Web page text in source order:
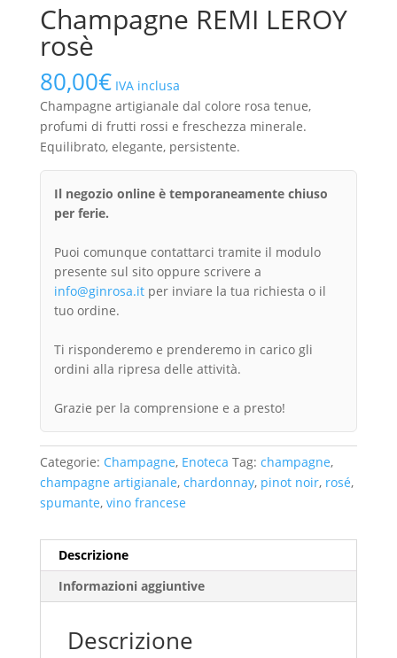
Champagne REMI LEROY
rosè
80,00€ IVA inclusa
Champagne artigianale dal colore rosa tenue,
profumi di frutti rossi e freschezza minerale.
Equilibrato, elegante, persistente.
Il negozio online è temporaneamente chiuso
per ferie.
Puoi comunque contattarci tramite il modulo
presente sul sito oppure scrivere a
info@ginrosa.itper inviare la tua richiesta o il
tuo ordine.
Ti risponderemo e prenderemo in carico gli
ordini alla ripresa delle attività.
Grazie per la comprensione e a presto!
Categorie: Champagne, Enoteca Tag: champagne,
champagne artigianale, chardonnay, pinot noir, rosé,
spumante, vino francese
Descrizione
Informazioni aggiuntive
Descrizione